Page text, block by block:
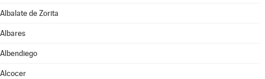
Albalate de Zorita
Albares
Albendiego
Alcocer